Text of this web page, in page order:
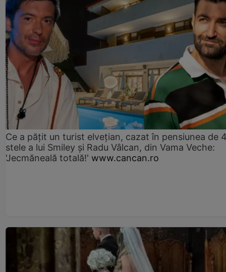
Ce a pățit un turist elvețian, cazat în pensiunea de
stele a lui Smiley și Radu Vâlcan, din Vama Veche:
'Jecmăneală totală!' www.cancan.ro